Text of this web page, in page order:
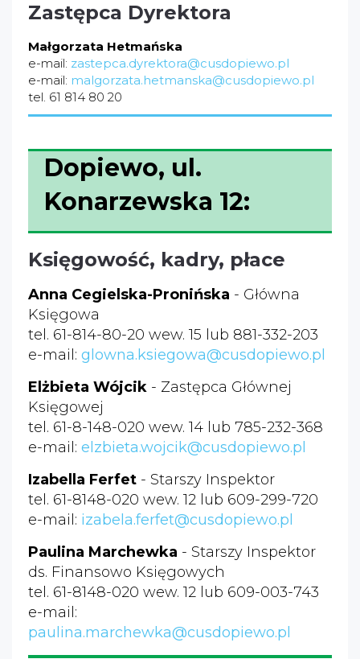
Zastępca Dyrektora
Małgorzata Hetmańska
e-mail: zastepca.dyrektora@cusdopiewo.pl
e-mail: malgorzata.hetmanska@cusdopiewo.pl
tel. 61 814 80 20
Dopiewo, ul.
Konarzewska 12:
Księgowość, kadry, płace
Anna Cegielska-Pronińska - Główna
Księgowa
tel. 61-814-80-20 wew. 15 lub 881-332-203
e-mail: glowna.ksiegowa@cusdopiewo.pl
Elżbieta Wójcik - Zastępca Głównej
Księgowej
tel. 61-8-148-020 wew. 14 lub 785-232-368
e-mail: elzbieta.wojcik@cusdopiewo.pl
Izabella Ferfet - Starszy Inspektor
tel. 61-8148-020 wew. 12 lub 609-299-720
e-mail: izabela.ferfet@cusdopiewo.pl
Paulina Marchewka - Starszy Inspektor
ds. Finansowo Księgowych
tel. 61-8148-020 wew. 12 lub 609-003-743
e-mail:
paulina.marchewka@cusdopiewo.pl